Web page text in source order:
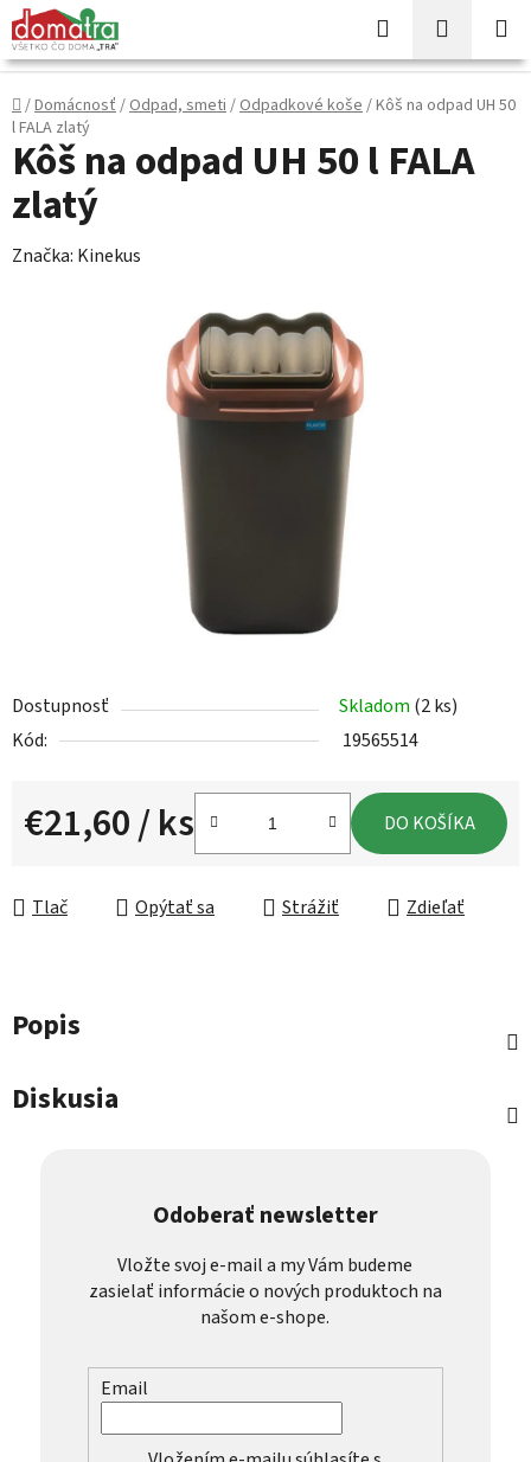
Prejsť
na
obsah
Hľadať
KOŠÍK
Domov
/Domácnosť/Odpad, smeti/Odpadkové koše/Kôš na odpad UH 50
l FALA zlatý
Dostupnosť Skladom (2 ks)
Kód:
19565514
€21,60/ ks DO KOŠÍKA
Tlač Opýtať sa Strážiť Zdieľať
Kôš na odpad UH 50 l FALA
zlatý
Značka: Kinekus
Popis
Diskusia
Odoberať newsletter
Vložte svoj e-mail a my Vám budeme
zasielať informácie o nových produktoch na
našom e-shope.
Email